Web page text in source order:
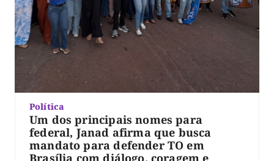
Política
Um dos principais nomes para
federal, Janad afirma que busca
mandato para defender TO em